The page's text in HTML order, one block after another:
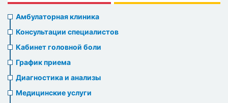
Ambulatory
clinic
menu
Амбулаторная клиника
Консультации специалистов
Кабинет головной боли
График приема
Диагностика и анализы
Медицинские услуги